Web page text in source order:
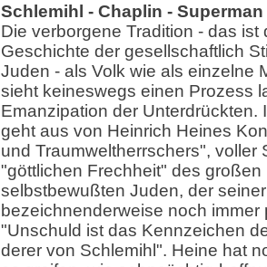
Schlemihl - Chaplin - Superman
Die verborgene Tradition - das ist
Geschichte der gesellschaftlich
Juden - als Volk wie als einzelne
sieht keineswegs einen Prozess
Emanzipation der Unterdrückten.
geht aus von Heinrich Heines
und Traumweltherrschers", voller
"göttlichen Frechheit" des
selbstbewußten Juden, der
bezeichnenderweise noch immer
"Unschuld ist das Kennzeichen
derer von Schlemihl". Heine hat